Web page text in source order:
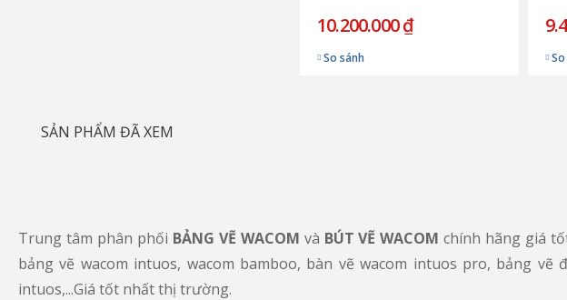
10.200.000 ₫
So sánh
SẢN PHẨM ĐÃ XEM
Trung tâm phân phối BẢNG VẼ WACOM và BÚT VẼ WACOMchính hãng giá
bảng vẽ wacom intuos, wacom bamboo, bàn vẽ wacom intuos pro, bảng
intuos,...Giá tốt nhất thị trường.